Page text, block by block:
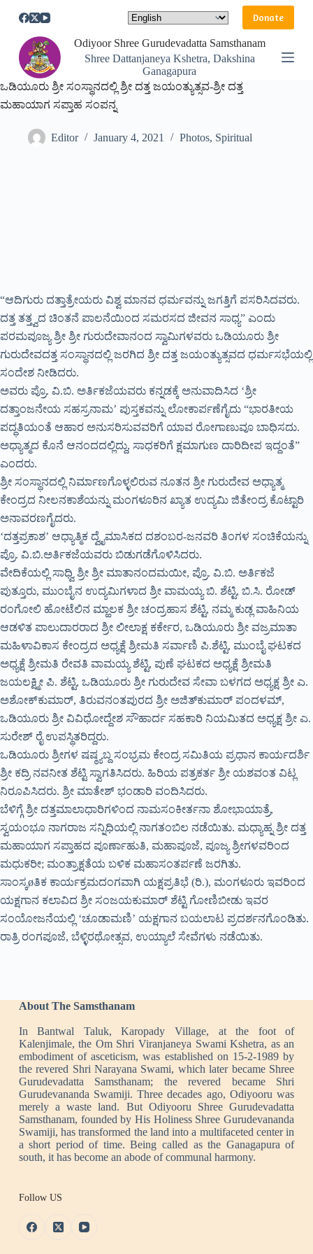
S
p
c
o
Donate
Odiyoor Shree Gurudevadatta Samsthanam
Shree Dattanjaneya Kshetra, Dakshina
Ganagapura
ಒಡಿಯೂರು ಶ್ರೀ ಸಂಸ್ಥಾನದಲ್ಲಿ ಶ್ರೀ ದತ್ತ ಜಯಂತ್ಯುತ್ಸವ-ಶ್ರೀ ದತ್ತ
ಮಹಾಯಾಗ ಸಪ್ತಾಹ ಸಂಪನ್ನ
Editor January 4, 2021 Photos, Spiritual
“ಆದಿಗುರು ದತ್ತಾತ್ರೇಯರು ವಿಶ್ವ ಮಾನವ ಧರ್ಮವನ್ನು ಜಗತ್ತಿಗೆ ಪಸರಿಸಿದವರು.
ದತ್ತ ತತ್ತ್ವದ ಚಿಂತನೆ ಪಾಲನೆಯಿಂದ ಸಮರಸದ ಜೀವನ ಸಾಧ್ಯ” ಎಂದು
ಪರಮಪೂಜ್ಯ ಶ್ರೀ ಶ್ರೀ ಗುರುದೇವಾನಂದ ಸ್ವಾಮಿಗಳವರು ಒಡಿಯೂರು ಶ್ರೀ
ಗುರುದೇವದತ್ತ ಸಂಸ್ಥಾನದಲ್ಲಿ ಜರಗಿದ ಶ್ರೀ ದತ್ತ ಜಯಂತ್ಯುತ್ಸವದ ಧರ್ಮಸಭೆಯಲ್ಲಿ
ಸಂದೇಶ ನೀಡಿದರು.
ಅವರು ಪ್ರೊ. ವಿ.ಬಿ. ಅರ್ತಿಕಜೆಯವರು ಕನ್ನಡಕ್ಕೆ ಅನುವಾದಿಸಿದ ‘ಶ್ರೀ
ದತ್ತಾಂಜನೇಯ ಸಹಸ್ರನಾಮ’ ಪುಸ್ತಕವನ್ನು ಲೋಕಾರ್ಪಣೆಗೈದು “ಭಾರತೀಯ
ಪದ್ಧತಿಯಂತೆ ಆಹಾರ ಅನುಸರಿಸುವವರಿಗೆ ಯಾವ ರೋಗಾಣುವೂ ಬಾಧಿಸದು.
ಅಧ್ಯಾತ್ಮದ ಕೊನೆ ಆನಂದದಲ್ಲಿದ್ದು, ಸಾಧಕರಿಗೆ ಕ್ಷಮಾಗುಣ ದಾರಿದೀಪ ಇದ್ದಂತೆ”
ಎಂದರು.
ಶ್ರೀ ಸಂಸ್ಥಾನದಲ್ಲಿ ನಿರ್ಮಾಣಗೊಳ್ಳಲಿರುವ ನೂತನ ಶ್ರೀ ಗುರುದೇವ ಅಧ್ಯಾತ್ಮ
ಕೇಂದ್ರದ ನೀಲನಕಾಶೆಯನ್ನು ಮಂಗಳೂರಿನ ಖ್ಯಾತ ಉದ್ಯಮಿ ಜಿತೇಂದ್ರ ಕೊಟ್ಟಾರಿ
ಅನಾವರಣಗೈದರು.
‘ದತ್ತಪ್ರಕಾಶ’ ಆಧ್ಯಾತ್ಮಿಕ ದ್ವೈಮಾಸಿಕದ ದಶಂಬರ-ಜನವರಿ ತಿಂಗಳ ಸಂಚಿಕೆಯನ್ನು
ಪ್ರೊ. ವಿ.ಬಿ.ಅರ್ತಿಕಜೆಯವರು ಬಿಡುಗಡೆಗೊಳಿಸಿದರು.
ವೇದಿಕೆಯಲ್ಲಿ ಸಾಧ್ವಿ ಶ್ರೀ ಶ್ರೀ ಮಾತಾನಂದಮಯೀ, ಪ್ರೊ. ವಿ.ಬಿ. ಅರ್ತಿಕಜೆ
ಪುತ್ತೂರು, ಮುಂಬೈನ ಉದ್ಯಮಿಗಳಾದ ಶ್ರೀ ವಾಮಯ್ಯ ಬಿ. ಶೆಟ್ಟಿ, ಬಿ.ಸಿ. ರೋಡ್
ರಂಗೋಲಿ ಹೋಟೆಲಿನ ಮ್ಹಾಲಕ ಶ್ರೀ ಚಂದ್ರಹಾಸ ಶೆಟ್ಟಿ, ನಮ್ಮ ಕುಡ್ಲ ವಾಹಿನಿಯ
ಆಡಳಿತ ಪಾಲುದಾರರಾದ ಶ್ರೀ ಲೀಲಾಕ್ಷ ಕರ್ಕೇರ, ಒಡಿಯೂರು ಶ್ರೀ ವಜ್ರಮಾತಾ
ಮಹಿಳಾವಿಕಾಸ ಕೇಂದ್ರದ ಅಧ್ಯಕ್ಷೆ ಶ್ರೀಮತಿ ಸರ್ವಾಣಿ ಪಿ.ಶೆಟ್ಟಿ, ಮುಂಬೈ ಘಟಕದ
ಅಧ್ಯಕ್ಷೆ ಶ್ರೀಮತಿ ರೇವತಿ ವಾಮಯ್ಯ ಶೆಟ್ಟಿ, ಪುಣೆ ಘಟಕದ ಅಧ್ಯಕ್ಷೆ ಶ್ರೀಮತಿ
ಜಯಲಕ್ಷ್ಮೀ ಪಿ. ಶೆಟ್ಟಿ, ಒಡಿಯೂರು ಶ್ರೀ ಗುರುದೇವ ಸೇವಾ ಬಳಗದ ಅಧ್ಯಕ್ಷ ಶ್ರೀ ಎ.
ಅಶೋಕ್‍ಕುಮಾರ್, ತಿರುವನಂತಪುರದ ಶ್ರೀ ಅಜಿತ್‍ಕುಮಾರ್ ಪಂದಳಮ್,
ಒಡಿಯೂರು ಶ್ರೀ ವಿವಿಧೋದ್ದೇಶ ಸೌಹಾರ್ದ ಸಹಕಾರಿ ನಿಯಮಿತದ ಅಧ್ಯಕ್ಷ ಶ್ರೀ ಎ.
ಸುರೇಶ್ ರೈ ಉಪಸ್ಥಿತರಿದ್ದರು.
ಒಡಿಯೂರು ಶ್ರೀಗಳ ಷಷ್ಠ್ಯಬ್ದ ಸಂಭ್ರಮ ಕೇಂದ್ರ ಸಮಿತಿಯ ಪ್ರಧಾನ ಕಾರ್ಯದರ್ಶಿ
ಶ್ರೀ ಕದ್ರಿ ನವನೀತ ಶೆಟ್ಟಿ ಸ್ವಾಗತಿಸಿದರು. ಹಿರಿಯ ಪತ್ರಕರ್ತ ಶ್ರೀ ಯಶವಂತ ವಿಟ್ಲ
ನಿರೂಪಿಸಿದರು. ಶ್ರೀ ಮಾತೇಶ್ ಭಂಡಾರಿ ವಂದಿಸಿದರು.
ಬೆಳಿಗ್ಗೆ ಶ್ರೀ ದತ್ತಮಾಲಾಧಾರಿಗಳಿಂದ ನಾಮಸಂಕೀರ್ತನಾ ಶೋಭಾಯಾತ್ರೆ,
ಸ್ವಯಂಭೂ ನಾಗರಾಜ ಸನ್ನಿಧಿಯಲ್ಲಿ ನಾಗತಂಬಿಲ ನಡೆಯಿತು. ಮಧ್ಯಾಹ್ನ ಶ್ರೀ ದತ್ತ
ಮಹಾಯಾಗ ಸಪ್ತಾಹದ ಪೂರ್ಣಾಹುತಿ, ಮಹಾಪೂಜೆ, ಪೂಜ್ಯ ಶ್ರೀಗಳವರಿಂದ
ಮಧುಕರೀ; ಮಂತ್ರಾಕ್ಷತೆಯ ಬಳಿಕ ಮಹಾಸಂತರ್ಪಣೆ ಜರಗಿತು.
ಸಾಂಸ್ಕøತಿಕ ಕಾರ್ಯಕ್ರಮದಂಗವಾಗಿ ಯಕ್ಷಪ್ರತಿಭೆ (ರಿ.), ಮಂಗಳೂರು ಇವರಿಂದ
ಯಕ್ಷಗಾನ ಕಲಾವಿದ ಶ್ರೀ ಸಂಜಯಕುಮಾರ್ ಶೆಟ್ಟಿ ಗೋಣಿಬೀಡು ಇವರ
ಸಂಯೋಜನೆಯಲ್ಲಿ ‘ಚೂಡಾಮಣಿ’ ಯಕ್ಷಗಾನ ಬಯಲಾಟ ಪ್ರದರ್ಶನಗೊಂಡಿತು.
ರಾತ್ರಿ ರಂಗಪೂಜೆ, ಬೆಳ್ಳಿರಥೋತ್ಸವ, ಉಯ್ಯಾಲೆ ಸೇವೆಗಳು ನಡೆಯಿತು.
About The Samsthanam
In Bantwal Taluk, Karopady Village, at the foot of
Kalenjimale, the Om Shri Viranjaneya Swami Kshetra, as an
embodiment of asceticism, was established on 15-2-1989 by
the revered Shri Narayana Swami, which later became Shree
Gurudevadatta Samsthanam; the revered became Shri
Gurudevananda Swamiji. Three decades ago, Odiyooru was
merely a waste land. But Odiyooru Shree Gurudevadatta
Samsthanam, founded by His Holiness Shree Gurudevananda
Swamiji, has transformed the land into a multifaceted center in
a short period of time. Being called as the Ganagapura of
south, it has become an abode of communal harmony.
Follow US